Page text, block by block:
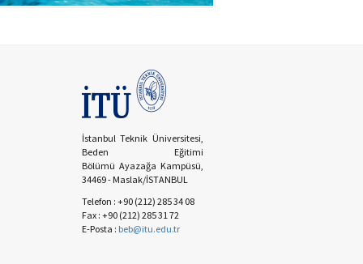
İstanbul Teknik Üniversitesi,
Beden Eğitimi
Bölümü Ayazağa Kampüsü,
34469 - Maslak/İSTANBUL
Telefon : +90 (212) 285 34 08
Fax : +90 (212) 285 31 72
E-Posta : beb@itu.edu.tr